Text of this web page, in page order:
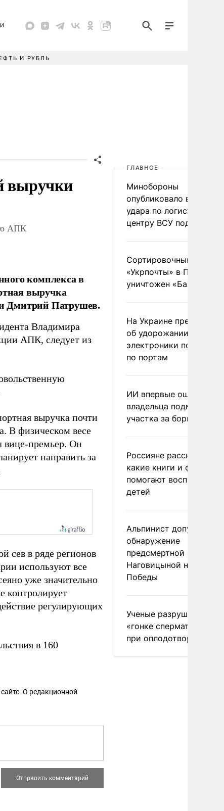
И РУБЛЬ
выручки
АПК
комплекса в
выручка
Дмитрий Патрушев.
Владимира
АПК, следует из
выручка почти
В физическом весе
вице-премьер. Он
направить за
сев в ряде регионов
используют все
уже значительно
контролирует
регулирующих
в 160
сайте. О редакционной
ГЛАВНОЕ
Минобороны
опубликовало видео
удара по
центру ВСУ под Киевом
Сортировочный пункт
«Укрпочты» в
уничтожен
На Украине
об удорожании
электроники после
по портам
ИИ впервые
владельца
участка за борщевик
Россияне рассказали,
какие книги и фильмы
помогают воспитывать
детей
Альпинист допустил
обнаружение
предсмертной записки
Наговицыной на пике
Победы
Ученые разрушили миф
«гонке
при оплодотворении